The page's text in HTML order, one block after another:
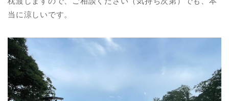
当に涼しいです。